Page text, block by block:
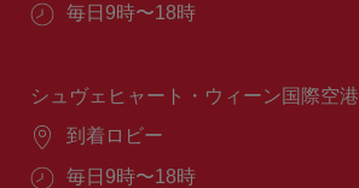
営
間：
毎日9時〜18時
シュヴェヒャート・ウィーン国際空港
場
到着ロビー
営
毎日9時〜18時